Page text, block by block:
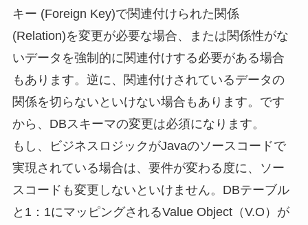
キー (Foreign Key)で関連付けられた関係
(Relation)を変更が必要な場合、または関係性がな
いデータを強制的に関連付けする必要がある場合
もあります。逆に、関連付けされているデータの
関係を切らないといけない場合もあります。です
から、DBスキーマの変更は必須になります。
もし、ビジネスロジックがJavaのソースコードで
実現されている場合は、要件が変わる度に、ソー
スコードも変更しないといけません。DBテーブル
と1：1にマッピングされるValue Object（V.O）が